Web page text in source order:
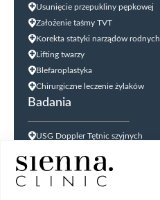
Usunięcie przepukliny pępkowej
Założenie taśmy TVT
Korekta statyki narządów rodnych
Lifting twarzy
Blefaroplastyka
Chirurgiczne leczenie żylaków
Badania
USG Doppler Tętnic szyjnych
USG jąder
USG tarczycy